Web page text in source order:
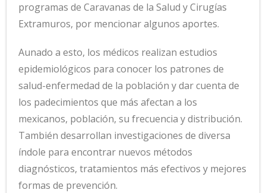
programas de Caravanas de la Salud y Cirugías
Extramuros, por mencionar algunos aportes.
Aunado a esto, los médicos realizan estudios
epidemiológicos para conocer los patrones de
salud-enfermedad de la población y dar cuenta de
los padecimientos que más afectan a los
mexicanos, población, su frecuencia y distribución.
También desarrollan investigaciones de diversa
índole para encontrar nuevos métodos
diagnósticos, tratamientos más efectivos y mejores
formas de prevención.